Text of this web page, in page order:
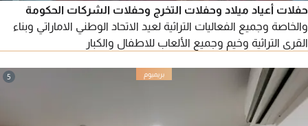
حفلات أعياد ميلاد وحفلات التخرج وحفلات الشركات الحكومة
والخاصة وجميع الفعاليات التراثية لعيد الاتحاد الوطني الاماراتي وبناء
القرى التراثية وخيم وجميع الألعاب للاطفال والكبار
5